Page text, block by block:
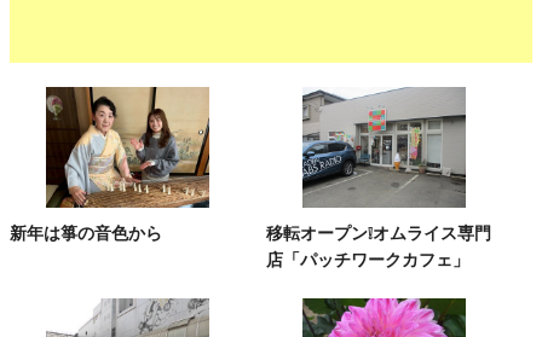
新年は箏の音色から
移転オープン❕オムライス専門
店「パッチワークカフェ」